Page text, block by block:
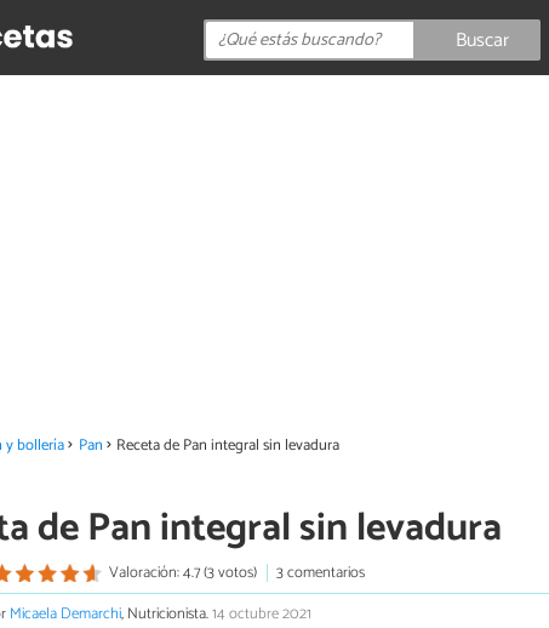
Buscar
y bollería Pan Receta de Pan integral sin levadura
de Pan integral sin levadura
Valoración: 4.7 (3 votos)
3 comentarios
Micaela Demarchi, Nutricionista.14 octubre 2021